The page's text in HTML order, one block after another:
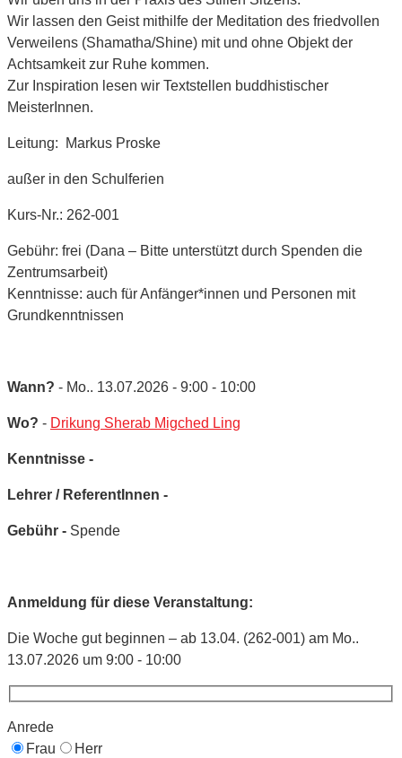
Wir lassen den Geist mithilfe der Meditation des friedvollen
Verweilens (Shamatha/Shine) mit und ohne Objekt der
Achtsamkeit zur Ruhe kommen.
Zur Inspiration lesen wir Textstellen buddhistischer
MeisterInnen.
Leitung: Markus Proske
außer in den Schulferien
Kurs-Nr.: 262-001
Gebühr: frei (Dana – Bitte unterstützt durch Spenden die
Zentrumsarbeit)
Kenntnisse: auch für Anfänger*innen und Personen mit
Grundkenntnissen
Wann? - Mo.. 13.07.2026 - 9:00 - 10:00
Wo? - Drikung Sherab Migched Ling
Kenntnisse -
Lehrer / ReferentInnen -
Gebühr - Spende
Anmeldung für diese Veranstaltung:
Die Woche gut beginnen – ab 13.04. (262-001) am Mo..
13.07.2026 um 9:00 - 10:00
Anrede
Frau
Herr